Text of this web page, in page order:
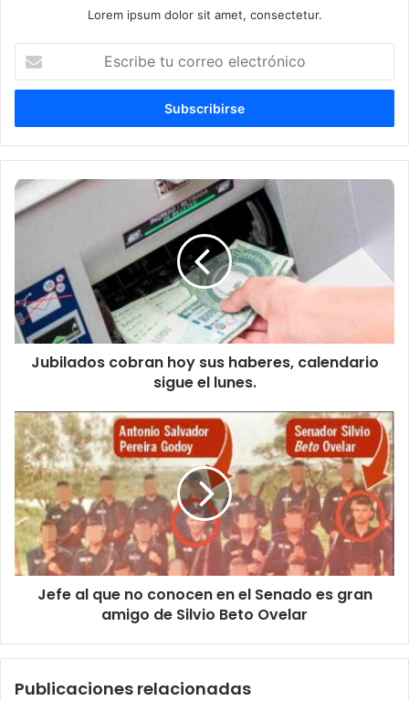
Lorem ipsum dolor sit amet, consectetur.
correo
Jubilados cobran hoy sus haberes, calendario
sigue el lunes.
Jefe al que no conocen en el Senado es gran
amigo de Silvio Beto Ovelar
Publicaciones relacionadas